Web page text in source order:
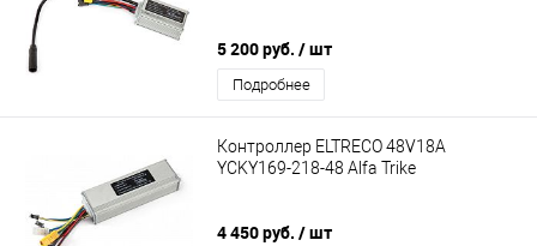
5 200 руб. / шт
Подробнее
Контроллер ELTRECO 48V18A
YCKY169-218-48 Alfa Trike
4 450 руб. / шт